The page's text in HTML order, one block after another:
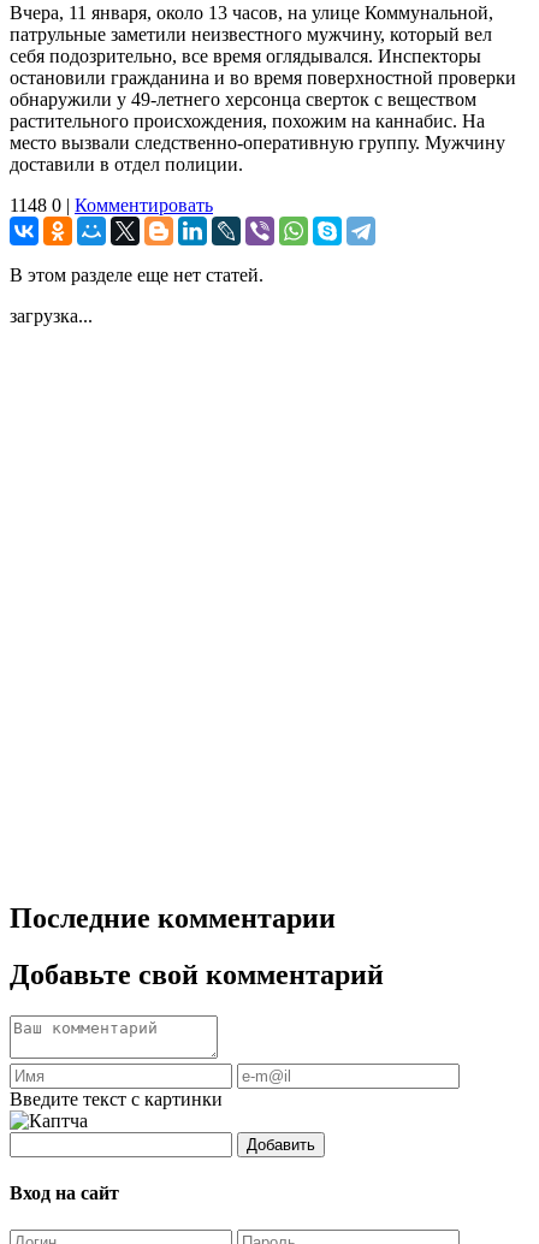
Вчера, 11 января, около 13 часов, на улице Коммунальной,
патрульные заметили неизвестного мужчину, который вел
себя подозрительно, все время оглядывался. Инспекторы
остановили гражданина и во время поверхностной проверки
обнаружили у 49-летнего херсонца сверток с веществом
растительного происхождения, похожим на каннабис. На
место вызвали следственно-оперативную группу. Мужчину
доставили в отдел полиции.
1148 0 | Комментировать
В этом разделе еще нет статей.
загрузка...
Последние комментарии
Добавьте свой комментарий
Введите текст с картинки
Добавить
Вход на сайт